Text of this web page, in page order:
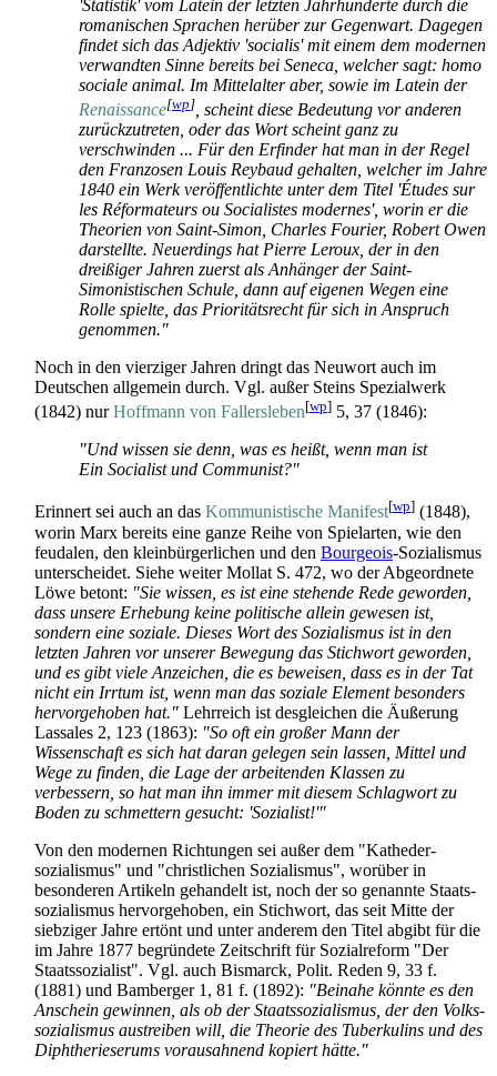
'Statistik' vom Latein der letzten Jahrhunderte durch die
romanischen Sprachen herüber zur Gegenwart. Dagegen
findet sich das Adjektiv 'socialis' mit einem dem modernen
verwandten Sinne bereits bei Seneca, welcher sagt: homo
sociale animal. Im Mittelalter aber, sowie im Latein der
Renaissance[wp] , scheint diese Bedeutung vor anderen
zurückzutreten, oder das Wort scheint ganz zu
verschwinden ... Für den Erfinder hat man in der Regel
den Franzosen Louis Reybaud gehalten, welcher im Jahre
1840 ein Werk veröffentlichte unter dem Titel 'Études sur
les Réformateurs ou Socialistes modernes', worin er die
Theorien von Saint-Simon, Charles Fourier, Robert Owen
darstellte. Neuerdings hat Pierre Leroux, der in den
dreißiger Jahren zuerst als Anhänger der Saint-
Simonistischen Schule, dann auf eigenen Wegen eine
Rolle spielte, das Prioritäts­recht für sich in Anspruch
genommen."
Noch in den vierziger Jahren dringt das Neuwort auch im
Deutschen allgemein durch. Vgl. außer Steins Spezialwerk
(1842) nurHoffmann von Fallersleben[wp] 5, 37 (1846):
"Und wissen sie denn, was es heißt, wenn man ist
Ein Socialist und Communist?"
Erinnert sei auch an das Kommunistische Manifest[wp] (1848),
worin Marx bereits eine ganze Reihe von Spielarten, wie den
feudalen, den klein­bürgerlichen und den Bourgeois-Sozialismus
unterscheidet. Siehe weiter Mollat S. 472, wo der Abgeordnete
Löwe betont: "Sie wissen, es ist eine stehende Rede geworden,
dass unsere Erhebung keine politische allein gewesen ist,
sondern eine soziale. Dieses Wort des Sozialismus ist in den
letzten Jahren vor unserer Bewegung das Stichwort geworden,
und es gibt viele Anzeichen, die es beweisen, dass es in der Tat
nicht ein Irrtum ist, wenn man das soziale Element besonders
hervorgehoben hat." Lehrreich ist desgleichen die Äußerung
Lassales 2, 123 (1863): "So oft ein großer Mann der
Wissenschaft es sich hat daran gelegen sein lassen, Mittel und
Wege zu finden, die Lage der arbeitenden Klassen zu
verbessern, so hat man ihn immer mit diesem Schlagwort zu
Boden zu schmettern gesucht: 'Sozialist!'"
Von den modernen Richtungen sei außer dem "Katheder­
sozialismus" und "christlichen Sozialismus", worüber in
besonderen Artikeln gehandelt ist, noch der so genannte Staats­
sozialismus hervorgehoben, ein Stichwort, das seit Mitte der
siebziger Jahre ertönt und unter anderem den Titel abgibt für die
im Jahre 1877 begründete Zeitschrift für Sozialreform "Der
Staatssozialist". Vgl. auch Bismarck, Polit. Reden 9, 33 f.
(1881) und Bamberger 1, 81 f. (1892): "Beinahe könnte es den
Anschein gewinnen, als ob der Staats­sozialismus, der den Volks­
sozialismus austreiben will, die Theorie des Tuberkulins und des
Diphtherie­serums vorausahnend kopiert hätte."